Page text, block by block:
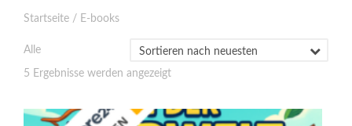
Startseite / E-books
Alle
5 Ergebnisse werden angezeigtNach
sortiert